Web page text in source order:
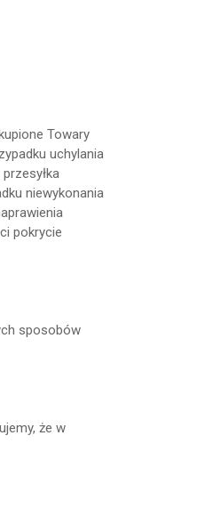
Towary
uchylania
niewykonania
pokrycie
sposobów
że w